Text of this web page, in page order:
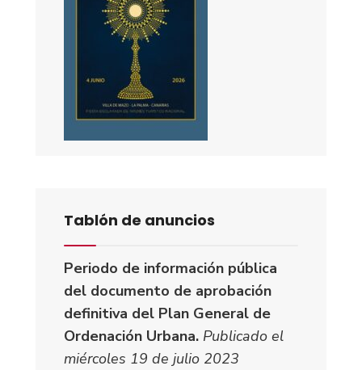
Tablón de anuncios
Periodo de información pública
del documento de aprobación
definitiva del Plan General de
Ordenación Urbana. Publicado el
miércoles 19 de julio 2023